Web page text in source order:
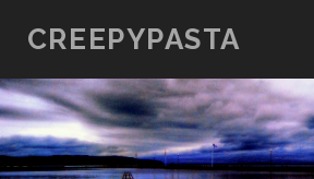
CREEPYPASTA